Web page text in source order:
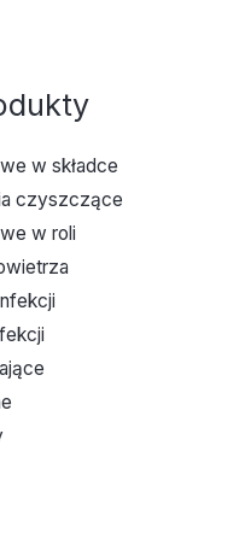
w składce
czyszczące
w roli